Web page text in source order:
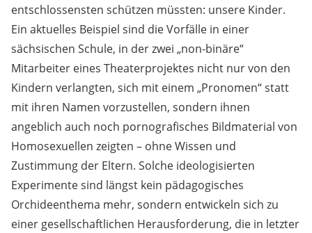
entschlossensten schützen müssten: unsere Kinder.
Ein aktuelles Beispiel sind die Vorfälle in einer
sächsischen Schule, in der zwei „non-binäre“
Mitarbeiter eines Theaterprojektes nicht nur von den
Kindern verlangten, sich mit einem „Pronomen“ statt
mit ihren Namen vorzustellen, sondern ihnen
angeblich auch noch pornografisches Bildmaterial von
Homosexuellen zeigten – ohne Wissen und
Zustimmung der Eltern. Solche ideologisierten
Experimente sind längst kein pädagogisches
Orchideenthema mehr, sondern entwickeln sich zu
einer gesellschaftlichen Herausforderung, die in letzter